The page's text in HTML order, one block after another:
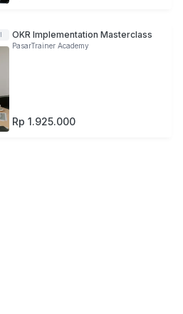
OKR Implementation Masterclass
PasarTrainer Academy
Rp 1.925.000